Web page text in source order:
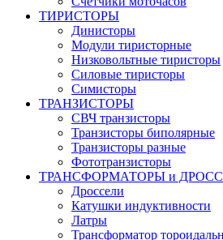
ТИРИСТОРЫ
Динисторы
Модули тиристорные
Низковольтные тиристоры
Силовые тиристоры
Симисторы
ТРАНЗИСТОРЫ
СВЧ транзисторы
Транзисторы биполярные
Транзисторы разные
Фототранзисторы
ТРАНСФОРМАТОРЫ и
Дроссели
Катушки индуктивности
Латры
Трансформатор